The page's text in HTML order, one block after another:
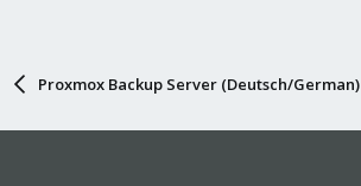
Proxmox Backup Server (Deutsch/German)